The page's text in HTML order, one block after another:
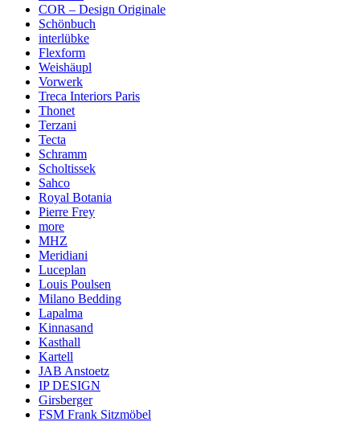
COR – Design Originale
Schönbuch
interlübke
Flexform
Weishäupl
Vorwerk
Treca Interiors Paris
Thonet
Terzani
Tecta
Schramm
Scholtissek
Sahco
Royal Botania
Pierre Frey
more
MHZ
Meridiani
Luceplan
Louis Poulsen
Milano Bedding
Lapalma
Kinnasand
Kasthall
Kartell
JAB Anstoetz
IP DESIGN
Girsberger
FSM Frank Sitzmöbel